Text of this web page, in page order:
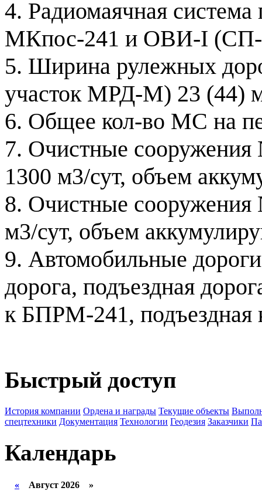
4. Радиомаячная
МКпос-241 и ОВИ-I
5. Ширина рулежных
участок МРД-М) 23 (44)
6. Общее кол-во МС на
7. Очистные сооружения
1300 м3/сут, объем
8. Очистные сооружения
м3/сут, объем
9. Автомобильные
дорога, подъездная
к БПРМ-241,
Быстрый доступ
История компании Ордена и награды Текущие объекты
спецтехники Документация Технологии Геодезия Заказчики
Календарь
« Август 2026 »